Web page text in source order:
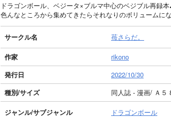
ドラゴンボール、ベジータ×ブルマ中心のベジブル再録
色んなところから集めてきたらそれなりのボリュームに
サークル名 苺さらだ。
作家
rikono
発行日
2022/10/30
種別/サイズ
同人誌 - 漫画/ Ａ５
ジャンル/サブジャンル ドラゴンボール